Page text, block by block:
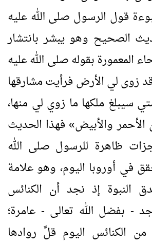
قول الرسول صلى الله عليه
الصحيح وهو يبشر بانتشار
المعمورة بقوله صلى الله عليه
قد زوى لي الأرض فرأيت مشارقها
سيبلغ ملكها ما زوي لي منها،
والأبيض»فهذا الحديث
ظاهرة للرسول صلى الله
في أوروبا اليوم، وهو علامة
النبوة إذ نجد أن الكنائس
- بفضل الله تعالى - عامرة؛
الكنائس اليوم قلَّ روادها